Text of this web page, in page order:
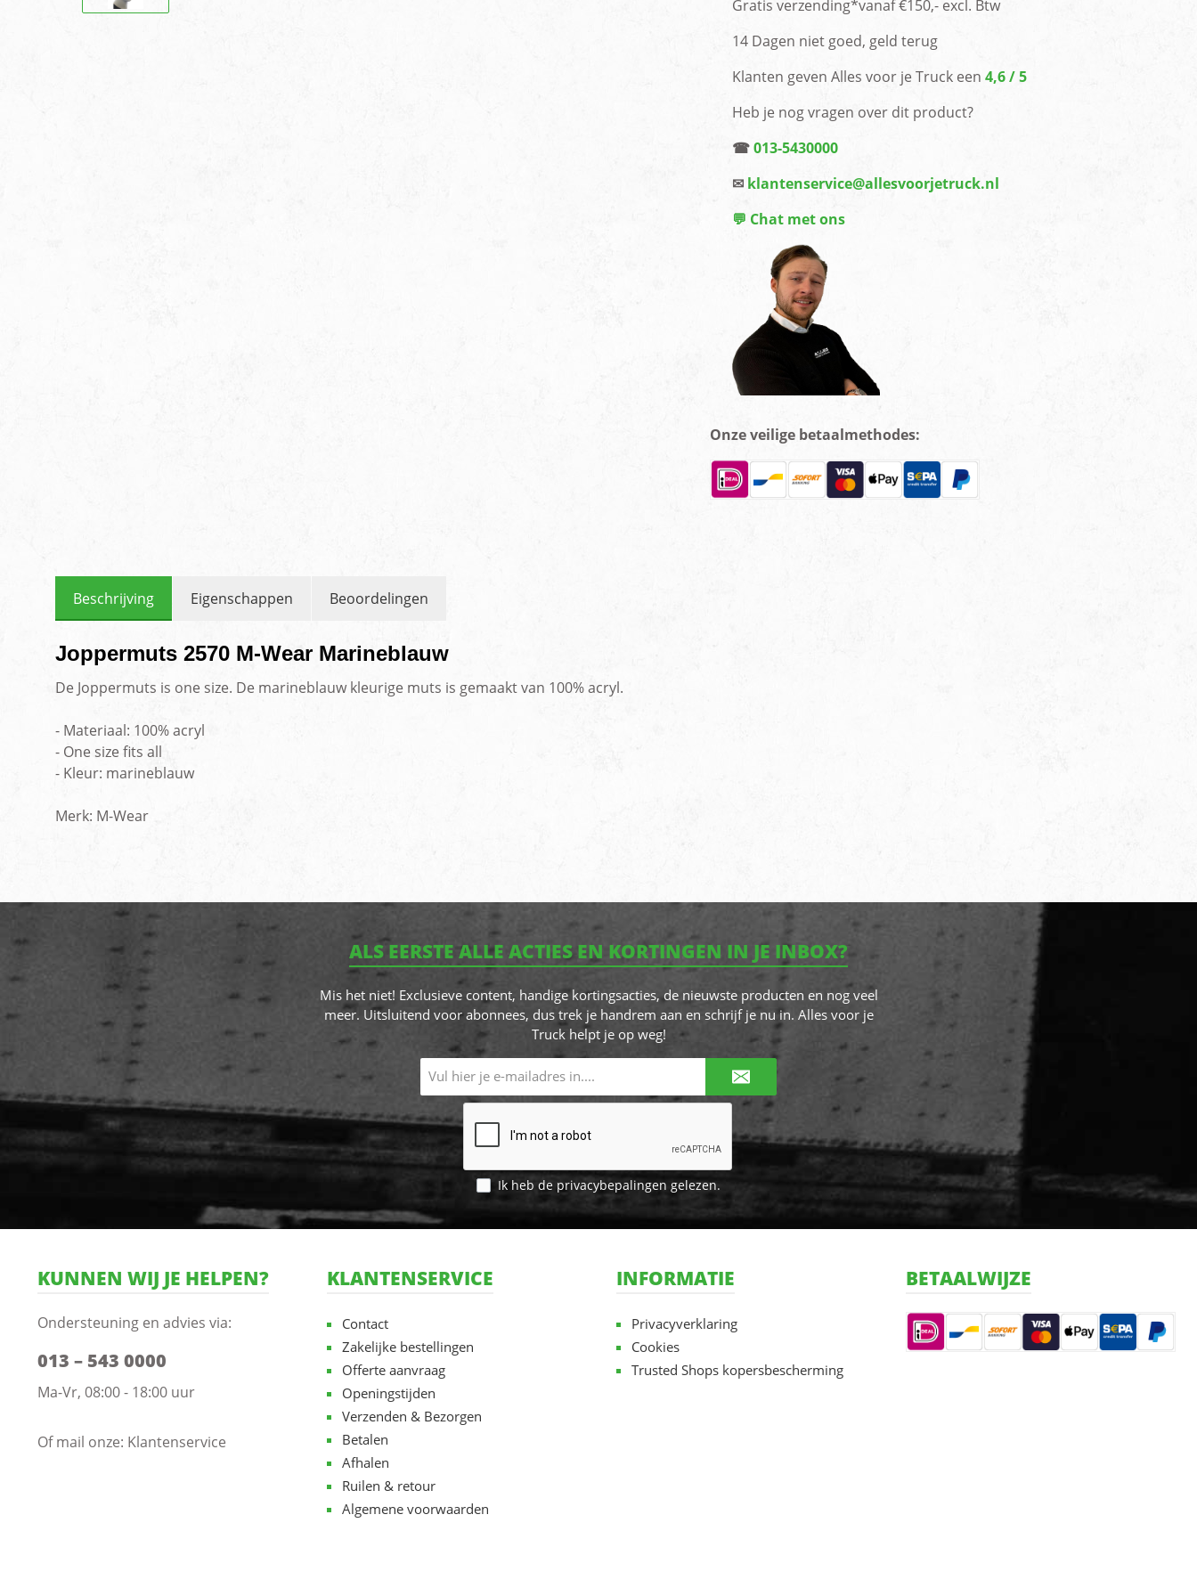
Gratis verzending*vanaf €150,- excl. Btw
14 Dagen niet goed, geld terug
Klanten geven Alles voor je Truck een 4,6 / 5
Heb je nog vragen over dit product?
☎013-5430000
✉ klantenservice@allesvoorjetruck.nl
💬 Chat met ons
Onze veilige betaalmethodes:
Beschrijving Eigenschappen Beoordelingen
Joppermuts 2570 M-Wear Marineblauw
De Joppermuts is one size. De marineblauw kleurige muts is gemaakt van 100% acryl.
- Materiaal: 100% acryl
- One size fits all
- Kleur: marineblauw
Merk: M-Wear
ALS EERSTE ALLE ACTIES EN KORTINGEN IN JE INBOX?
Mis het niet! Exclusieve content, handige kortingsacties, de nieuwste producten en nog veel
meer. Uitsluitend voor abonnees, dus trek je handrem aan en schrijf je nu in. Alles voor je
Truck helpt je op weg!
mailadres*
Ik heb de privacybepalingen gelezen.
KUNNEN WIJ JE HELPEN?
Ondersteuning en advies via:
013 – 543 0000
Ma-Vr, 08:00 - 18:00 uur
Of mail onze: Klantenservice
KLANTENSERVICE
Contact
Zakelijke bestellingen
Offerte aanvraag
Openingstijden
Verzenden & Bezorgen
Betalen
Afhalen
Ruilen & retour
Algemene voorwaarden
INFORMATIE
Privacyverklaring
Cookies
Trusted Shops kopersbescherming
BETAALWIJZE